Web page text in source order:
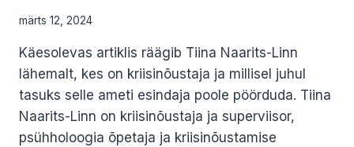
märts 12, 2024
Käesolevas artiklis räägib Tiina Naarits-Linn
lähemalt, kes on kriisinõustaja ja millisel juhul
tasuks selle ameti esindaja poole pöörduda. Tiina
Naarits-Linn on kriisinõustaja ja superviisor,
psühholoogia õpetaja ja kriisinõustamise